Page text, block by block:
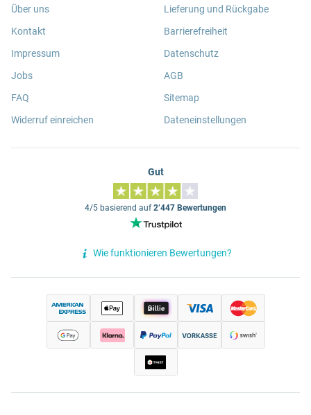
Über uns
Kontakt
Impressum
Jobs
FAQ
Widerruf einreichen
Lieferung und Rückgabe
Barrierefreiheit
Datenschutz
AGB
Sitemap
Dateneinstellungen
Gut
4/5 basierend auf2’447 Bewertungen
Wie funktionieren Bewertungen?